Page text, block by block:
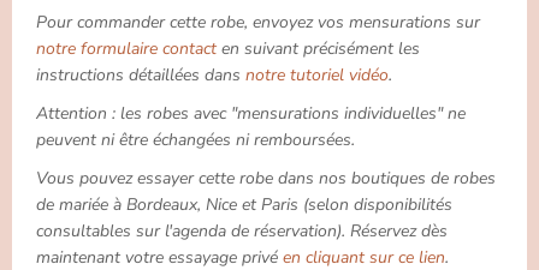
Pour commander cette robe, envoyez vos mensurations sur
notre formulaire contact en suivant précisément les
instructions détaillées dans notre tutoriel vidéo.
Attention : les robes avec "mensurations individuelles" ne
peuvent ni être échangées ni remboursées.
Vous pouvez essayer cette robe dans nos boutiques de robes
de mariée à Bordeaux, Nice et Paris (selon disponibilités
consultables sur l'agenda de réservation). Réservez dès
maintenant votre essayage privé en cliquant sur ce lien.